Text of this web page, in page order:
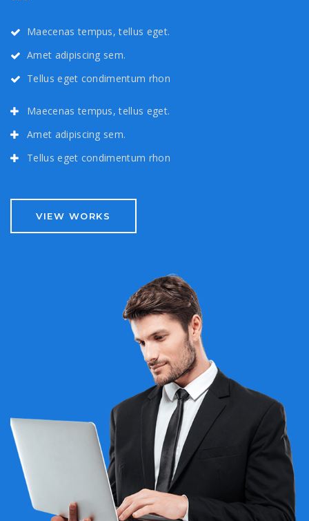
Maecenas tempus, tellus eget.
Amet adipiscing sem.
Tellus eget condimentum rhon
Maecenas tempus, tellus eget.
Amet adipiscing sem.
Tellus eget condimentum rhon
VIEW WORKS